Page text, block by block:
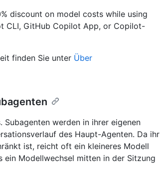
discount on model costs while using
CLI, GitHub Copilot App, or Copilot-
finden Sie unter Über
Subagenten werden in ihrer eigenen
des Haupt-Agenten. Da ihr
ist, reicht oft ein kleineres Modell
ein Modellwechsel mitten in der Sitzung